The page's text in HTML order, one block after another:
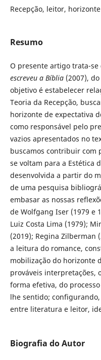
Recepção, leitor,
Resumo
O presente artigo trata-
escreveu a Bíblia (2007),
objetivo é estabelecer
Teoria da Recepção,
horizonte de expectativa
como responsável pelo
vazios apresentados no
buscamos contribuir com
se voltam para a Estética
desenvolvida a partir do
de uma pesquisa
embasar as nossas
de Wolfgang Iser (1979 e
Luiz Costa Lima (1979);
(2019); Regina Zilberman
a leitura do romance,
mobilização do horizonte
prováveis interpretações,
forma efetiva, do
lhe sentido;
entre literatura e leitor,
Biografia do Autor